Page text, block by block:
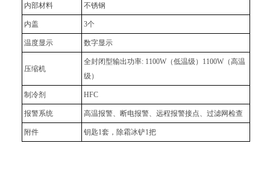
内部材料 不锈钢
内盖 3个
温度显示 数字显示
压缩机
全封闭型输出功率: 1100W（低温级）1100W（高温
级）
制冷剂 HFC
报警系统 高温报警、断电报警、远程报警接点、过滤网检查
附件 钥匙1套，除霜冰铲1把